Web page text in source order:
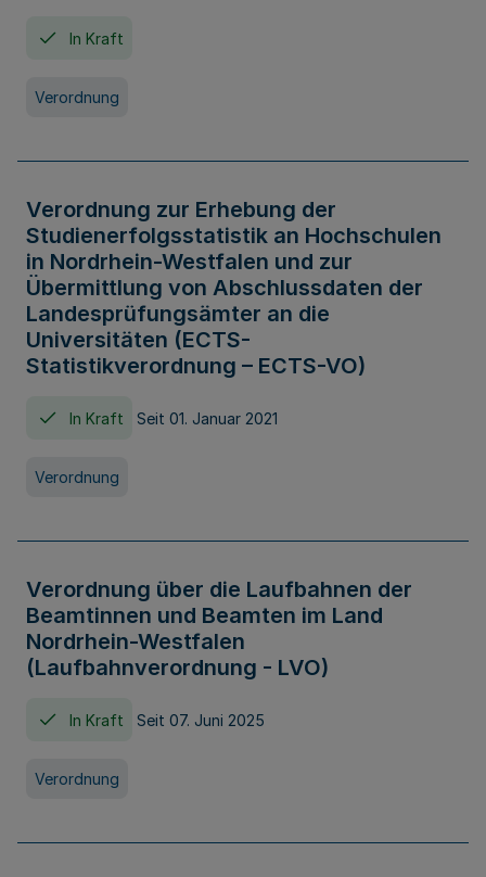
In Kraft
Verordnung
Verordnung zur Erhebung der
Studienerfolgsstatistik an Hochschulen
in Nordrhein-Westfalen und zur
Übermittlung von Abschlussdaten der
Landesprüfungsämter an die
Universitäten (ECTS-
Statistikverordnung – ECTS-VO)
In Kraft Seit 01. Januar 2021
Verordnung
Verordnung über die Laufbahnen der
Beamtinnen und Beamten im Land
Nordrhein-Westfalen
(Laufbahnverordnung - LVO)
In Kraft Seit 07. Juni 2025
Verordnung